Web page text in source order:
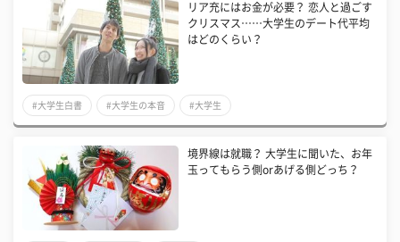
リア充にはお金が必要？ 恋人と過ごす
クリスマス……大学生のデート代平均
はどのくらい？
#大学生白書 #大学生の本音 #大学生
境界線は就職？ 大学生に聞いた、お年
玉ってもらう側orあげる側どっち？